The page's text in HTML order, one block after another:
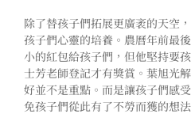
除了替孩子們拓展更廣袤的天空
孩子們心靈的培養。農曆年前最
小的紅包給孩子們，但他堅持要
士芳老師登記才有獎賞。葉旭光
好並不是重點。而是讓孩子們感
免孩子們從此有了不勞而獲的想法